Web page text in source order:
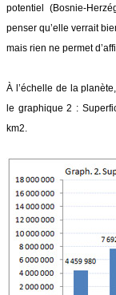
potentiel (Bosnie-
penser qu’elle verrait
mais rien ne permet
À l’échelle de la
le graphique 2 :
km2.